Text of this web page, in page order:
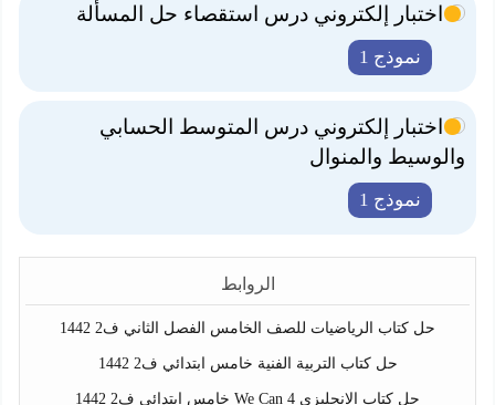
اختبار إلكتروني درس استقصاء حل المسألة
نموذج 1
اختبار إلكتروني درس المتوسط الحسابي
والوسيط والمنوال
نموذج 1
الروابط
حل كتاب الرياضيات للصف الخامس الفصل الثاني ف2 1442
حل كتاب التربية الفنية خامس ابتدائي ف2 1442
حل كتاب الانجليزي We Can 4 خامس ابتدائي ف2 1442